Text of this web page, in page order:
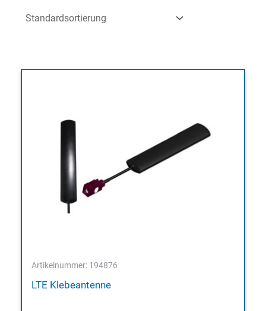
Artikelnummer: 194876
LTE Klebeantenne